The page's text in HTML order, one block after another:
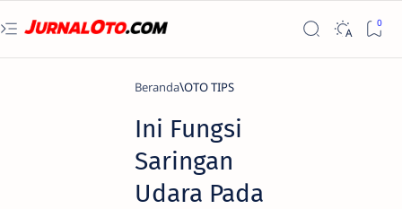
Beranda OTO TIPS
Ini Fungsi
Saringan
Udara Pada